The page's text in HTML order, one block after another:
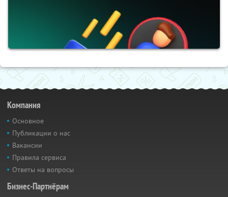
Компания
Основное
Публикации о нас
Вакансии
Правила сервиса
Ответы на вопросы
Бизнес-Партнёрам